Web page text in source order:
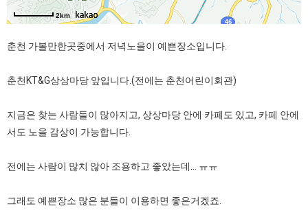
2km
춘천 가볼만한곳중에서 저녁노을이 예쁜장소입니다.
춘천KT&G상상마당 앞입니다.(전에는 춘천어린이회관)
지금은 찾는 사람들이 많아지고, 상상마당 안에 카페도 있고, 카페 안에
서도 노을 감상이 가능합니다.
전에는 사람이 많치 않아 조용하고 좋았는데... ㅠㅠ
그래도 예쁜장소 많은 분들이 이용하면 좋은거겠죠.